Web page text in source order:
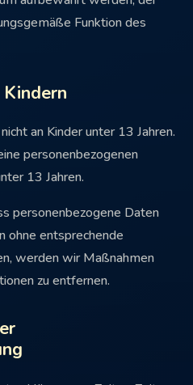
Funktion des
an Kinder unter 13 Jahren.
personenbezogenen
13 Jahren.
personenbezogene Daten
ohne entsprechende
werden wir Maßnahmen
zu entfernen.